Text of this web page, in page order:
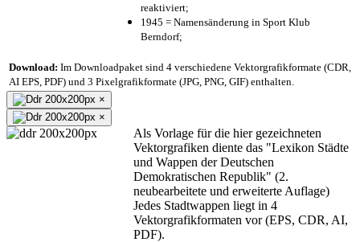
reaktiviert;
1945 = Namensänderung in Sport Klub
Berndorf;
Download: Im Downloadpaket sind 4 verschiedene Vektorgrafikformate (CDR,
AI EPS, PDF) und 3 Pixelgrafikformate (JPG, PNG, GIF) enthalten.
×
×
Als Vorlage für die hier gezeichneten
Vektorgrafiken diente das "Lexikon Städte
und Wappen der Deutschen
Demokratischen Republik" (2.
neubearbeitete und erweiterte Auflage)
Jedes Stadtwappen liegt in 4
Vektorgrafikformaten vor (EPS, CDR, AI,
PDF).